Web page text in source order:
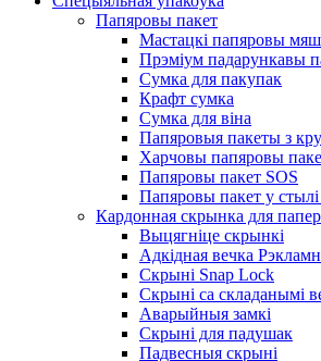
Папяровы пакет
Мастацкі папяровы
Прэміум падарункавы
Сумка для пакупак
Крафт сумка
Сумка для віна
Папяровыя пакеты з
Харчовы папяровы
Папяровы пакет SOS
Папяровы пакет у стылі
Кардонная скрынка для
Выцягніце скрынкі
Адкідная вечка
Скрыні Snap Lock
Скрыні са складанымі
Аварыйныя замкі
Скрыні для падушак
Падвесныя скрыні